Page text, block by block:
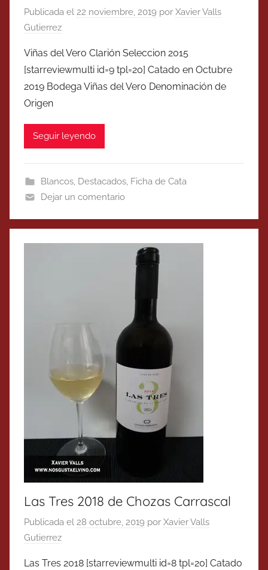
Publicada el 22 noviembre, 2019 por Xavier Valls
Gutierrez
Viñas del Vero Clarión Seleccion 2015
[starreviewmulti id=9 tpl=20] Catado en Octubre
2019 Bodega Viñas del Vero Denominación de
Origen
Seguir leyendo
Blancos, Destacados, Ficha de Cata
Dejar un comentario
Las Tres 2018 de Chozas Carrascal
Publicada el 28 octubre, 2019 por Xavier Valls
Gutierrez
Las Tres 2018 [starreviewmulti id=8 tpl=20] Catado